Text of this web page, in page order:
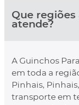
Que regiões
atende?
A Guinchos
em toda a
Pinhais,
transporte em